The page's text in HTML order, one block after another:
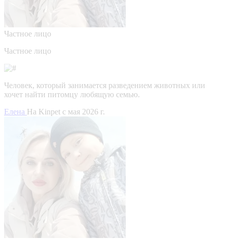
Частное лицо
Частное лицо
Человек, который занимается разведением животных или
хочет найти питомцу любящую семью.
Елена На Kinpet c мая 2026 г.